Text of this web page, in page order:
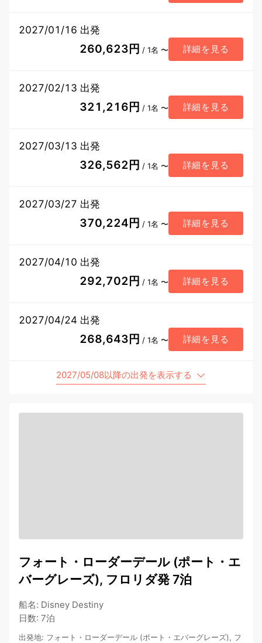
2027/01/16 出発
260,623円 / 1名 〜 詳細を見る
2027/02/13 出発
321,216円 / 1名 〜 詳細を見る
2027/03/13 出発
326,562円 / 1名 〜 詳細を見る
2027/03/27 出発
370,224円 / 1名 〜 詳細を見る
2027/04/10 出発
292,702円 / 1名 〜 詳細を見る
2027/04/24 出発
268,643円 / 1名 〜 詳細を見る
2027/05/08以降の出発を表示する
フォート・ローダーデール (ポート・エ
バーグレーズ), フロリダ発 7泊
船名: Disney Destiny
日数: 7泊
出発地: フォート・ローダーデール (ポート・エバーグレーズ), フ